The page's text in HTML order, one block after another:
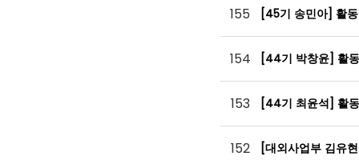
155 [45기 송민아] 활
154 [44기 박창윤] 활
153 [44기 최윤석] 활
152 [대외사업부 김유